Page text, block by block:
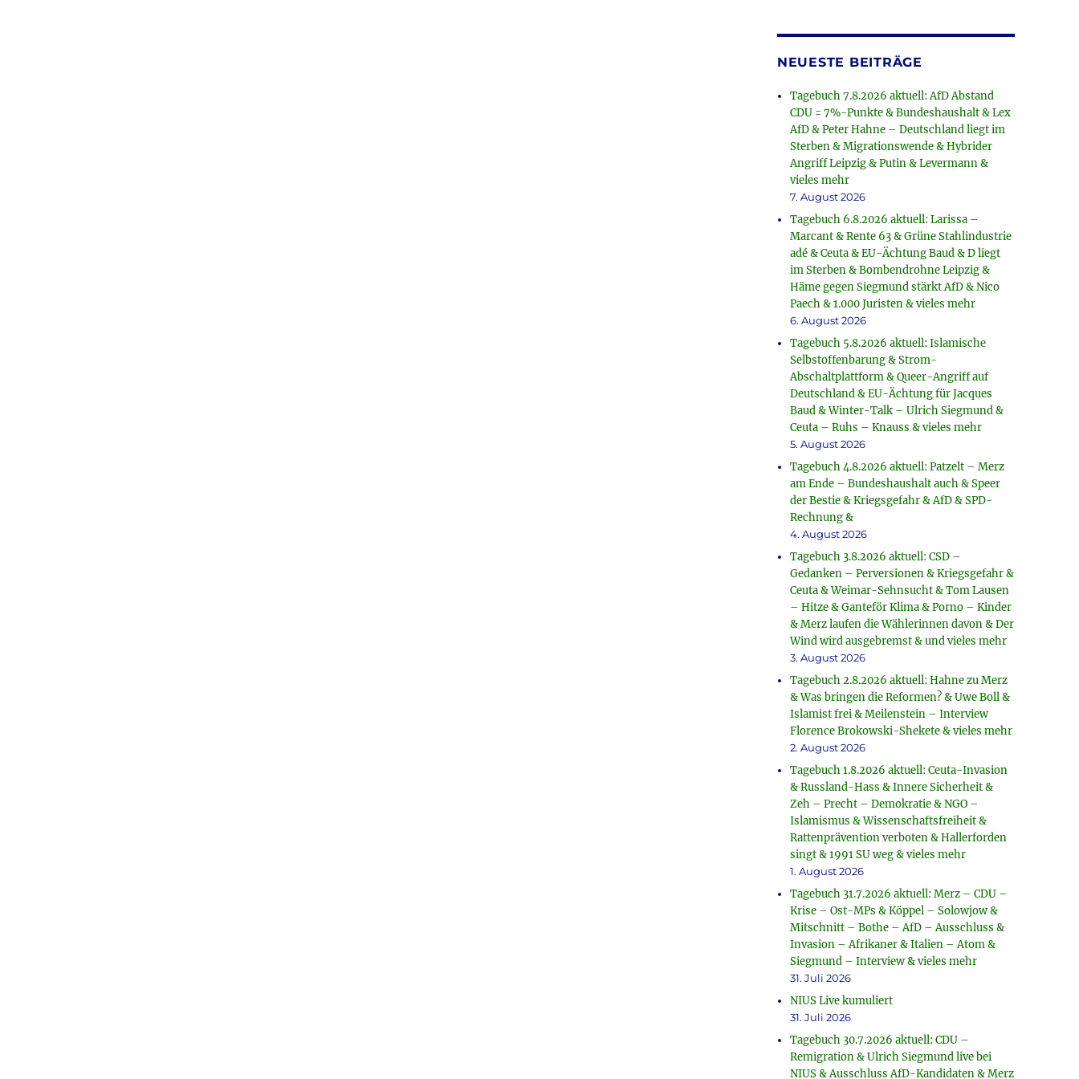
NEUESTE BEITRÄGE
Tagebuch 7.8.2026 aktuell: AfD Abstand
CDU = 7%-Punkte & Bundeshaushalt & Lex
AfD & Peter Hahne – Deutschland liegt im
Sterben & Migrationswende & Hybrider
Angriff Leipzig & Putin & Levermann &
vieles mehr
7. August 2026
Tagebuch 6.8.2026 aktuell: Larissa –
Marcant & Rente 63 & Grüne Stahlindustrie
adé & Ceuta & EU-Ächtung Baud & D liegt
im Sterben & Bombendrohne Leipzig &
Häme gegen Siegmund stärkt AfD & Nico
Paech & 1.000 Juristen & vieles mehr
6. August 2026
Tagebuch 5.8.2026 aktuell: Islamische
Selbstoffenbarung & Strom-
Abschaltplattform & Queer-Angriff auf
Deutschland & EU-Ächtung für Jacques
Baud & Winter-Talk – Ulrich Siegmund &
Ceuta – Ruhs – Knauss & vieles mehr
5. August 2026
Tagebuch 4.8.2026 aktuell: Patzelt – Merz
am Ende – Bundeshaushalt auch & Speer
der Bestie & Kriegsgefahr & AfD & SPD-
Rechnung &
4. August 2026
Tagebuch 3.8.2026 aktuell: CSD –
Gedanken – Perversionen & Kriegsgefahr &
Ceuta & Weimar-Sehnsucht & Tom Lausen
– Hitze & Ganteför Klima & Porno – Kinder
& Merz laufen die Wählerinnen davon & Der
Wind wird ausgebremst & und vieles mehr
3. August 2026
Tagebuch 2.8.2026 aktuell: Hahne zu Merz
& Was bringen die Reformen? & Uwe Boll &
Islamist frei & Meilenstein – Interview
Florence Brokowski-Shekete & vieles mehr
2. August 2026
Tagebuch 1.8.2026 aktuell: Ceuta-Invasion
& Russland-Hass & Innere Sicherheit &
Zeh – Precht – Demokratie & NGO –
Islamismus & Wissenschaftsfreiheit &
Rattenprävention verboten & Hallerforden
singt & 1991 SU weg & vieles mehr
1. August 2026
Tagebuch 31.7.2026 aktuell: Merz – CDU –
Krise – Ost-MPs & Köppel – Solowjow &
Mitschnitt – Bothe – AfD – Ausschluss &
Invasion – Afrikaner & Italien – Atom &
Siegmund – Interview & vieles mehr
31. Juli 2026
NIUS Live kumuliert
31. Juli 2026
Tagebuch 30.7.2026 aktuell: CDU –
Remigration & Ulrich Siegmund live bei
NIUS & Ausschluss AfD-Kandidaten & Merz